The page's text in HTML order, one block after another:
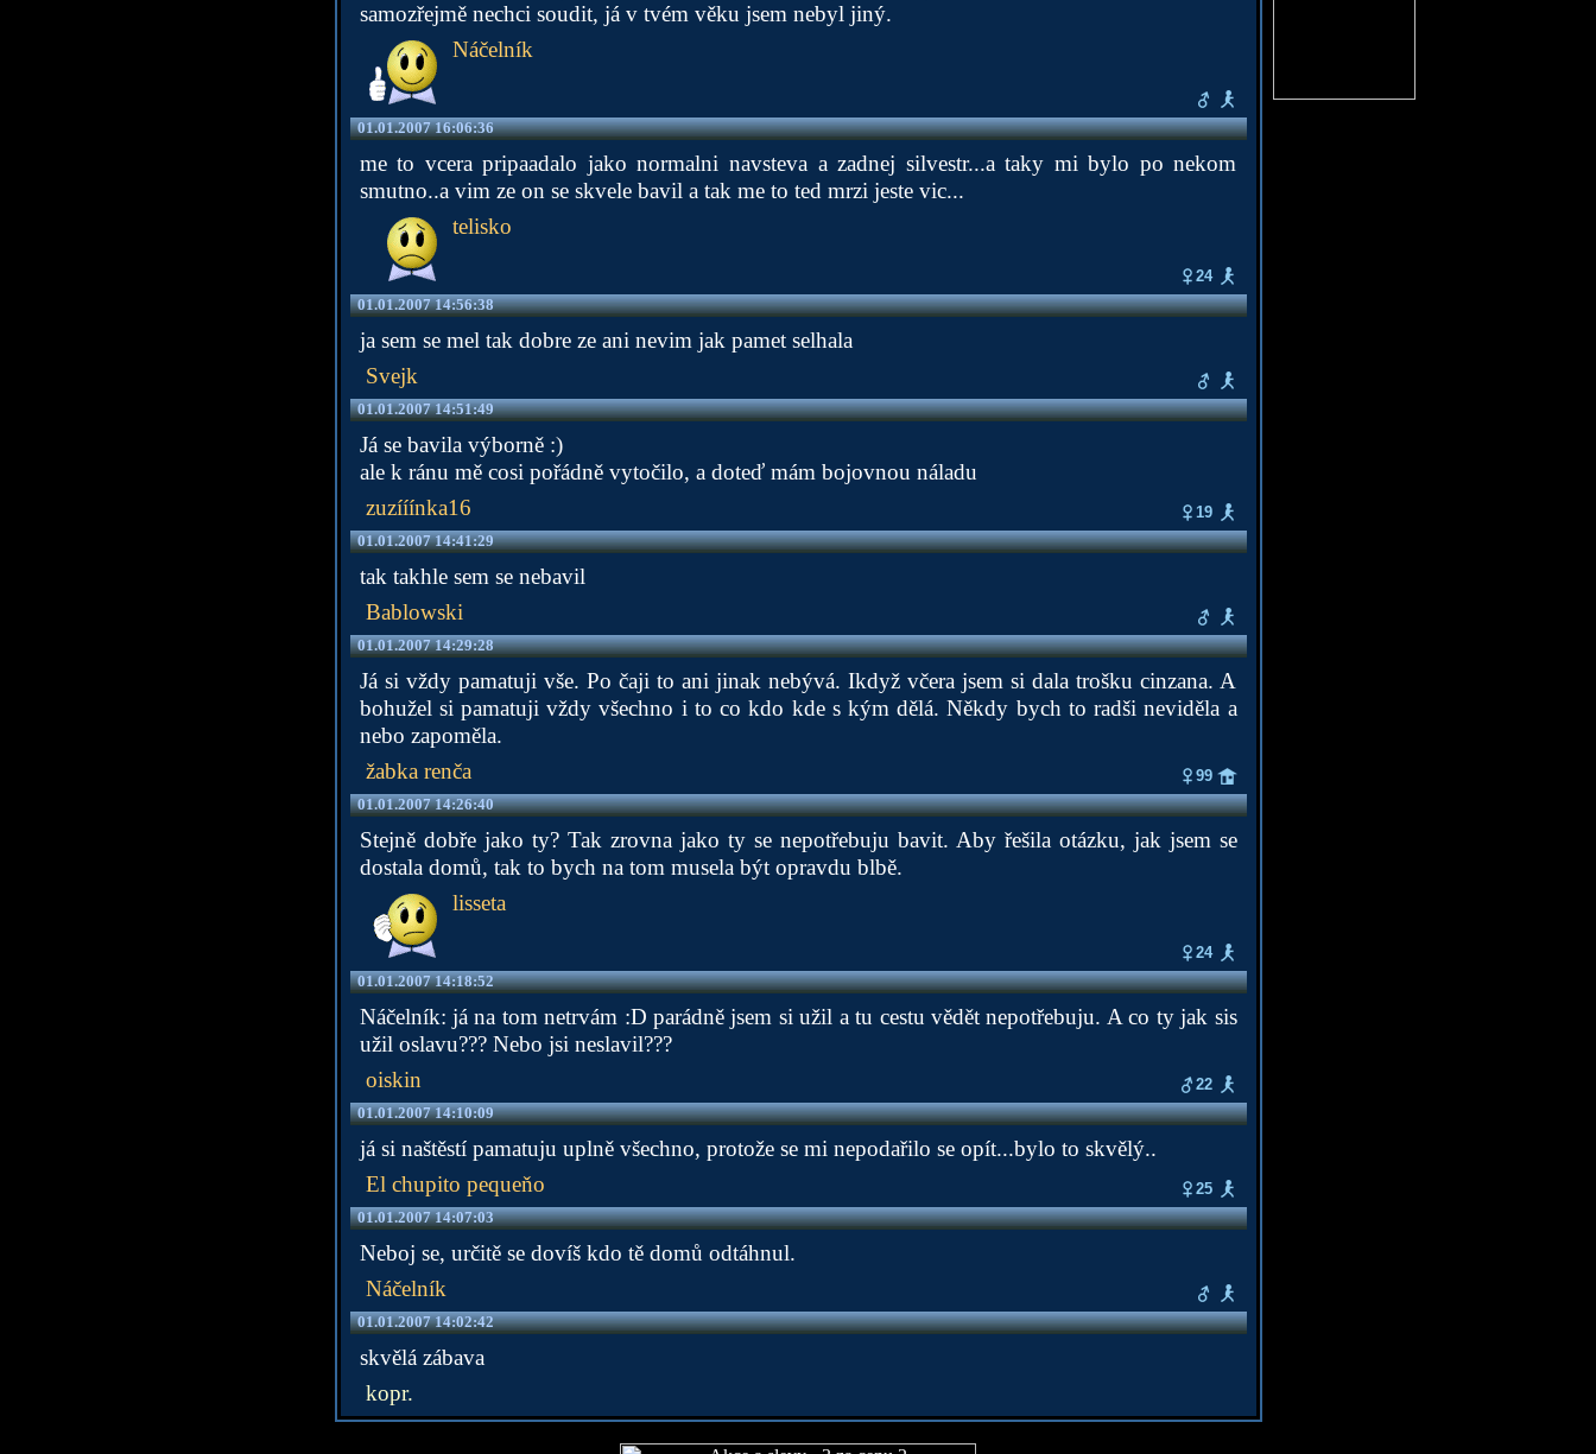
samozřejmě nechci soudit, já v tvém věku jsem nebyl jiný.
Náčelník
01.01.2007 16:06:36
me to vcera pripaadalo jako normalni navsteva a zadnej silvestr...a taky mi bylo po nekom
smutno..a vim ze on se skvele bavil a tak me to ted mrzi jeste vic...
telisko
24
01.01.2007 14:56:38
ja sem se mel tak dobre ze ani nevim jak pamet selhala
Svejk
01.01.2007 14:51:49
Já se bavila výborně :)
ale k ránu mě cosi pořádně vytočilo, a doteď mám bojovnou náladu
zuzííínka16
19
01.01.2007 14:41:29
tak takhle sem se nebavil
Bablowski
01.01.2007 14:29:28
Já si vždy pamatuji vše. Po čaji to ani jinak nebývá. Ikdyž včera jsem si dala trošku cinzana. A
bohužel si pamatuji vždy všechno i to co kdo kde s kým dělá. Někdy bych to radši neviděla a
nebo zapoměla.
žabka renča
99
01.01.2007 14:26:40
Stejně dobře jako ty? Tak zrovna jako ty se nepotřebuju bavit. Aby řešila otázku, jak jsem se
dostala domů, tak to bych na tom musela být opravdu blbě.
lisseta
24
01.01.2007 14:18:52
Náčelník: já na tom netrvám :D parádně jsem si užil a tu cestu vědět nepotřebuju. A co ty jak sis
užil oslavu??? Nebo jsi neslavil???
oiskin
22
01.01.2007 14:10:09
já si naštěstí pamatuju uplně všechno, protože se mi nepodařilo se opít...bylo to skvělý..
El chupito pequeňo
25
01.01.2007 14:07:03
Neboj se, určitě se dovíš kdo tě domů odtáhnul.
Náčelník
01.01.2007 14:02:42
skvělá zábava
kopr.